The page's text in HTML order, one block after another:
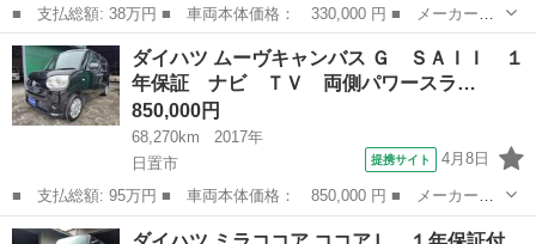
■ 支払総額: 38万円 ■ 車両本体価格： 330,000 円 ■ メーカー
名： ダイハツ ■ 車種名： タント ■ グレード名： Ｘ １年保
証 福祉車両 スローパー ■ 排気量： 660cc ■ ドア枚数： 5D
■ ...
鹿児島 日置市 タント
ダイハツ ムーヴキャンバス Ｇ ＳＡＩＩ １
年保証 ナビ ＴＶ 両側パワースラ…
850,000円
68,270km
2017年
日置市
提携サイト 4月8日
■ 支払総額: 95万円 ■ 車両本体価格： 850,000 円 ■ メーカー
名： ダイハツ ■ 車種名： ムーヴキャンバス ■ グレード名：
鹿児島 日置市 ダイハツ